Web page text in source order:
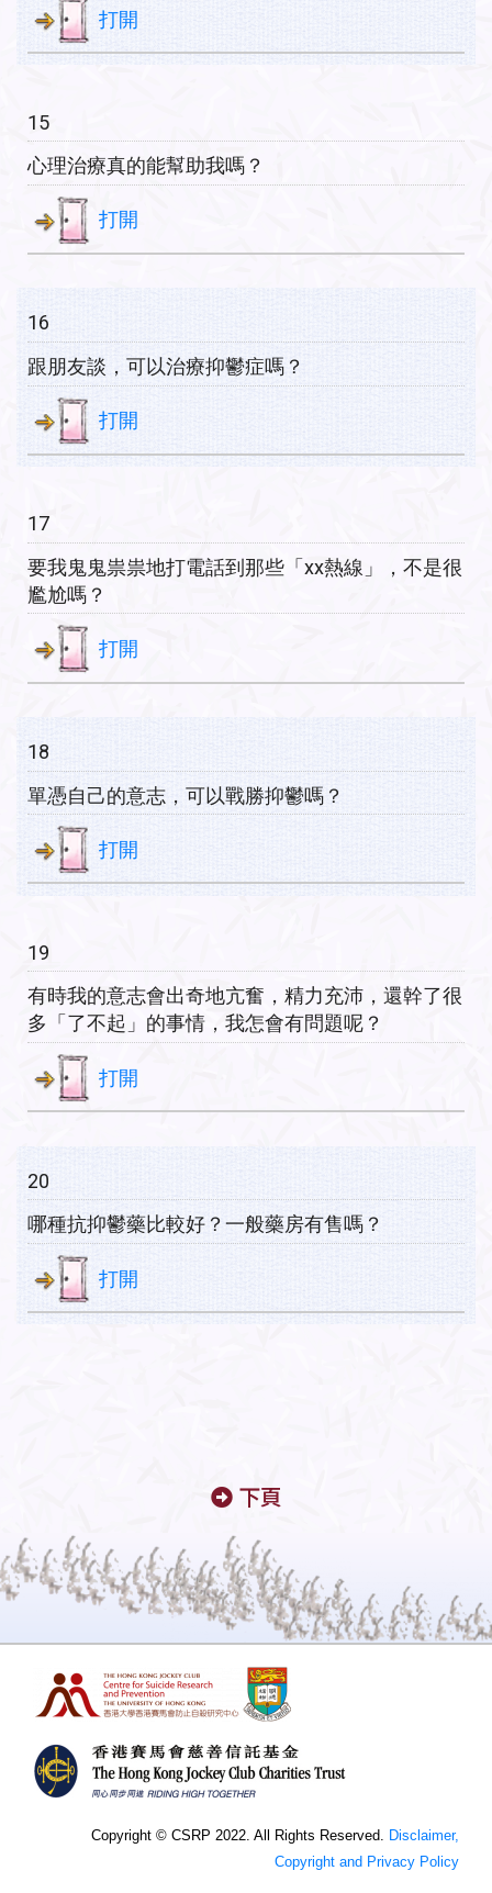
打開
15
心理治療真的能幫助我嗎？
打開
16
跟朋友談，可以治療抑鬱症嗎？
打開
17
要我鬼鬼祟祟地打電話到那些「xx熱線」，不是很
尷尬嗎？
打開
18
單憑自己的意志，可以戰勝抑鬱嗎？
打開
19
有時我的意志會出奇地亢奮，精力充沛，還幹了很
多「了不起」的事情，我怎會有問題呢？
打開
20
哪種抗抑鬱藥比較好？一般藥房有售嗎？
打開
下頁
Copyright © CSRP 2022. All Rights Reserved. Disclaimer,
Copyright and Privacy Policy